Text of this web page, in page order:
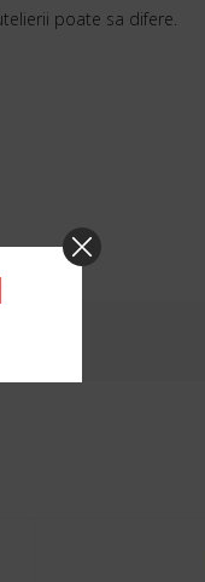
poate sa difere.